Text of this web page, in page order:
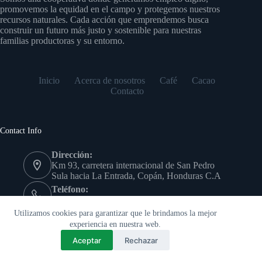
Utilizamos cookies para garantizar que le brindamos la mejor
experiencia en nuestra web.
Aceptar Rechazar
promovemos la equidad en el campo y protegemos nuestros
recursos naturales. Cada acción que emprendemos busca
construir un futuro más justo y sostenible para nuestras
familias productoras y su entorno.
Inicio Acerca de nosotros Café
Cacao
Contacto
Contact Info
Dirección:
Km 93, carretera internacional de San Pedro
Sula hacia La Entrada, Copán, Honduras C.A
Teléfono:
Copyright © - Cooperativa Agrícola Cafetalera San Antonio
Limitada